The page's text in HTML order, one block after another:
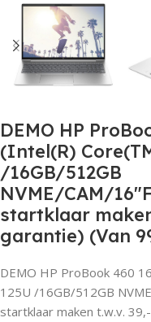
DEMO HP
(Intel(R)
/16GB/512GB
NVME/CAM/
startklaar
garantie) (Van
DEMO HP ProBook 460
125U /16GB/512GB
startklaar maken t.w.v.